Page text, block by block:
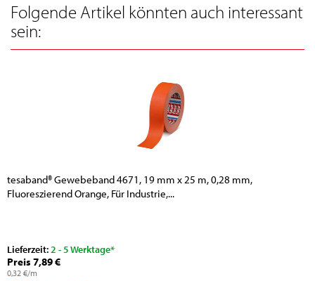
Folgende Artikel könnten auch interessant
sein:
tesaband® Gewebeband 4671, 19 mm x 25 m, 0,28 mm,
Fluoreszierend Orange, Für Industrie,...
Lieferzeit:2 - 5 Werktage*
Preis 7,89 €
0,32 €/m